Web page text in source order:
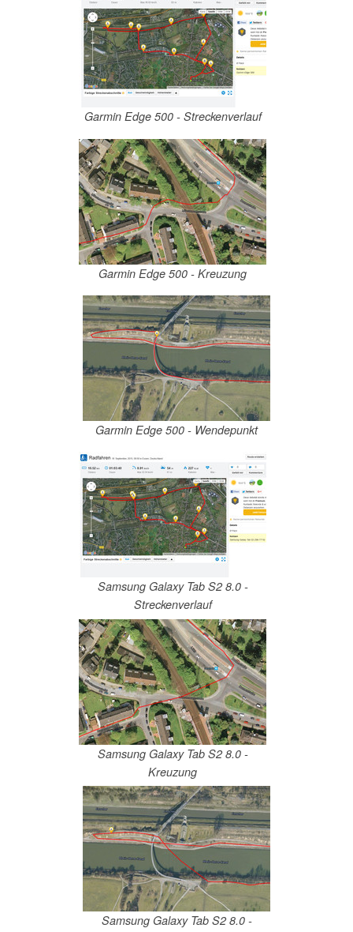
Garmin Edge 500 - Streckenverlauf
Garmin Edge 500 - Kreuzung
Garmin Edge 500 - Wendepunkt
Samsung Galaxy Tab S2 8.0 -
Streckenverlauf
Samsung Galaxy Tab S2 8.0 -
Kreuzung
Samsung Galaxy Tab S2 8.0 -